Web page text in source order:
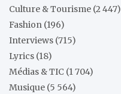
Culture & Tourisme (2 447)
Fashion (196)
Interviews (715)
Lyrics (18)
Médias & TIC (1 704)
Musique (5 564)